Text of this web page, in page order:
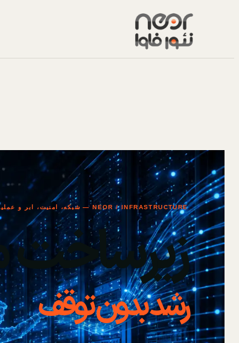
NEOR / INFRASTRUCTURE — شبکه، امنیت، ابر و عملیات
رشد بدون توقف